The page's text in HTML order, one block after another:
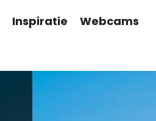
Inspiratie Webcams